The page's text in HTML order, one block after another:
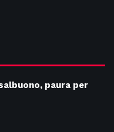
paura per